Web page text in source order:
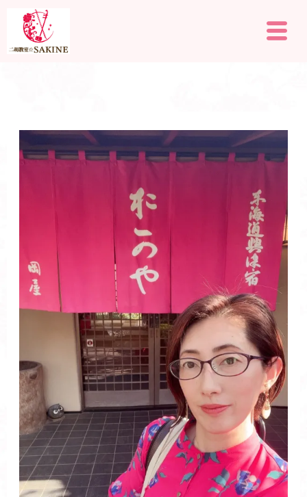
を
メ
ニ